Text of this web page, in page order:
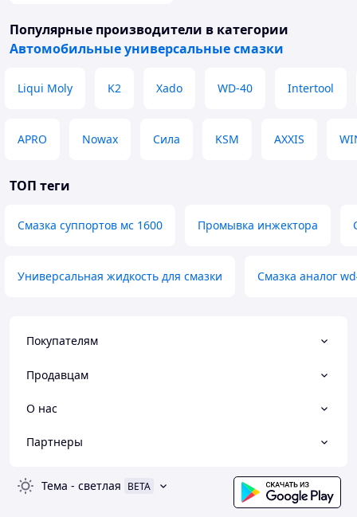
Популярные производители в категории
Автомобильные универсальные смазки
Liqui Moly K2 Xado WD-40 Intertool
APRO Nowax Сила KSM AXXIS
ТОП теги
Смазка суппортов мс 1600 Промывка инжектора
Универсальная жидкость для смазки Смазка аналог
Покупателям
Продавцам
О нас
Партнеры
Тема - светлая BETA